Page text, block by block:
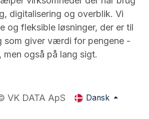
digitalisering og overblik. Vi
og fleksible løsninger, der er til
som giver værdi for pengene -
også på lang sigt.
VK DATA ApS Dansk